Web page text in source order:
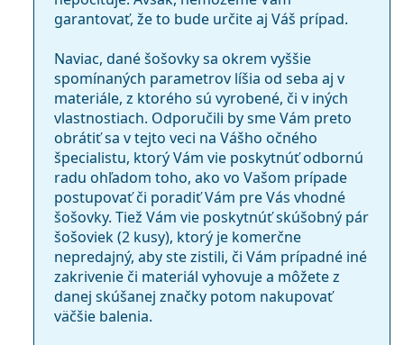
Súvisiace články z nášho blogu
Čo je to astigmatizmus?
Zvykanie si na kontaktné šošovky: ako dlho to trvá?
Môžete sa sprchovať s nasadenými kontaktnými
šošovkami?
Máte astigmatizmus? Vyskúšajte online test a zistite
Najčastejšie sa predáva s očnými kvapkamiSolunate
Eye Drops 15 ml.
Ide o zdravotnícku pomôcku. Pred použitím si
prečítajte pokyny.
garantovať, že to bude určite aj Váš prípad.
Naviac, dané šošovky sa okrem vyššie
spomínaných parametrov líšia od seba aj v
materiále, z ktorého sú vyrobené, či v iných
vlastnostiach. Odporučili by sme Vám preto
obrátiť sa v tejto veci na Vášho očného
špecialistu, ktorý Vám vie poskytnúť odbornú
radu ohľadom toho, ako vo Vašom prípade
postupovať či poradiť Vám pre Vás vhodné
šošovky. Tiež Vám vie poskytnúť skúšobný pár
šošoviek (2 kusy), ktorý je komerčne
nepredajný, aby ste zistili, či Vám prípadné iné
zakrivenie či materiál vyhovuje a môžete z
danej skúšanej značky potom nakupovať
väčšie balenia.